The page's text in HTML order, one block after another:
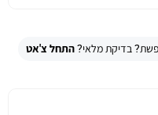
בדיקת מלאי?התחל צ'אט